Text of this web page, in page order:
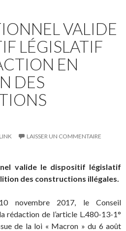
VALIDE
LÉGISLATIF
EN
DES
LAISSER UN COMMENTAIRE
valide le dispositif législatif
des constructions illégales.
novembre 2017, le Conseil
rédaction de l’article L.480-13-1°
de la loi « Macron » du 6 août